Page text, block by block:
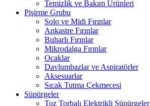
Temizlik ve Bakım Ürünleri
Pişirme Grubu
Solo ve Midi Fırınlar
Ankastre Fırınlar
Buharlı Fırınlar
Mikrodalga Fırınlar
Ocaklar
Davlumbazlar ve Aspiratörler
Aksesuarlar
Sıcak Tutma Çekmecesi
Süpürgeler
Toz Torbalı Elektrikli Süpürgeler